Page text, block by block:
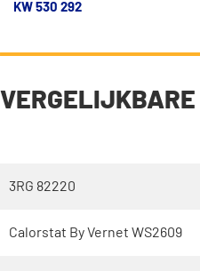
KW 530 292
VERGELIJKBARE
3RG 82220
Calorstat By Vernet WS2609